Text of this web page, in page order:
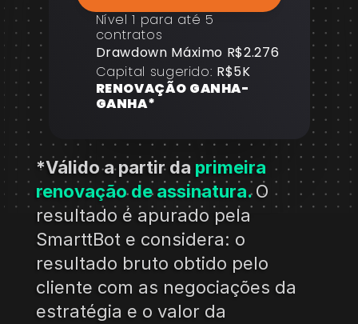
Nível 1 para até 5
contratos
Drawdown Máximo R$2.276
Capital sugerido: R$5K
RENOVAÇÃO GANHA-
GANHA*
*Válido a partir da primeira
renovação de assinatura. O
resultado é apurado pela
SmarttBot e considera: o
resultado bruto obtido pelo
cliente com as negociações da
estratégia e o valor da